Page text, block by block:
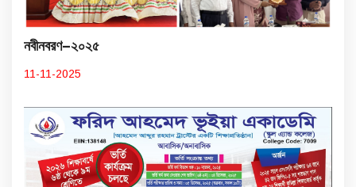
নবীনবরণ–২০২৫
11-11-2025